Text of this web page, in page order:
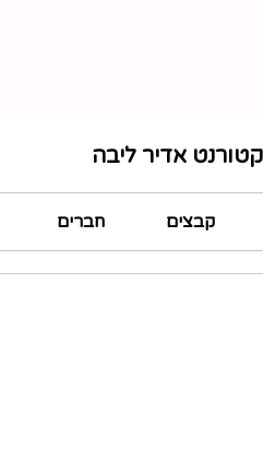
אדיר ליבה
קבצים חברים